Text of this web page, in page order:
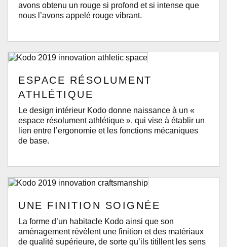
avons obtenu un rouge si profond et si intense que
nous l’avons appelé rouge vibrant.
ESPACE RÉSOLUMENT
ATHLÉTIQUE
Le design intérieur Kodo donne naissance à un «
espace résolument athlétique », qui vise à établir un
lien entre l’ergonomie et les fonctions mécaniques
de base.
UNE FINITION SOIGNÉE
La forme d’un habitacle Kodo ainsi que son
aménagement révèlent une finition et des matériaux
de qualité supérieure, de sorte qu’ils titillent les sens